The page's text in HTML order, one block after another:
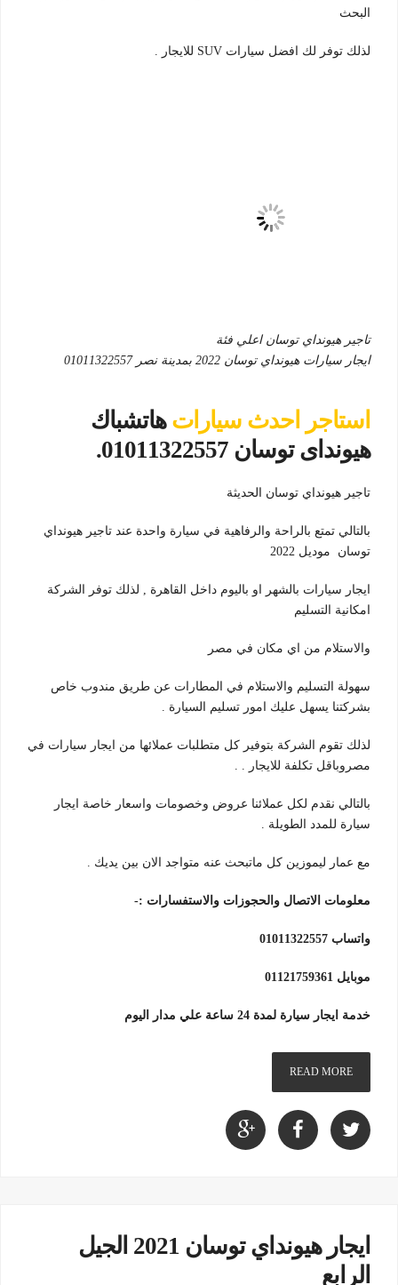
البحث
لذلك توفر لك افضل سيارات SUV للايجار .
تاجير هيونداي توسان اعلي فئة
ايجار سيارات هيونداي توسان 2022 بمدينة نصر 01011322557
استاجر احدث سيارات هاتشباك
هيونداى توسان 01011322557.
تاجير هيونداي توسان الحديثة
بالتالي تمتع بالراحة والرفاهية في سيارة واحدة عند تاجير هيونداي
توسان موديل 2022
ايجار سيارات بالشهر او باليوم داخل القاهرة , لذلك توفر الشركة
امكانية التسليم
والاستلام من اي مكان في مصر
سهولة التسليم والاستلام في المطارات عن طريق مندوب خاص
بشركتنا يسهل عليك امور تسليم السيارة .
لذلك تقوم الشركة بتوفير كل متطلبات عملائها من ايجار سيارات في
مصروباقل تكلفة للايجار . .
بالتالي نقدم لكل عملائنا عروض وخصومات واسعار خاصة ايجار
سيارة للمدد الطويلة .
مع عمار ليموزين كل ماتبحث عنه متواجد الان بين يديك .
معلومات الاتصال والحجوزات والاستفسارات :-
واتساب 01011322557
موبايل 01121759361
خدمة ايجار سيارة لمدة 24 ساعة علي مدار اليوم
READ MORE
ايجار هيونداي توسان 2021 الجيل
الرابع